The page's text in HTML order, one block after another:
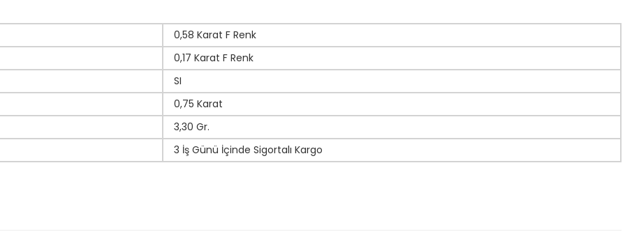
0,58 Karat F Renk
0,17 Karat F Renk
SI
0,75 Karat
3,30 Gr.
3 İş Günü İçinde Sigortalı Kargo